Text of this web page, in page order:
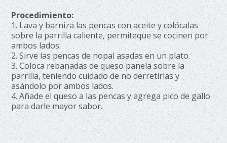
Procedimiento:
1. Lava y barniza las pencas con aceite y colócalas
sobre la parrilla caliente, permiteque se cocinen por
ambos lados.
2. Sirve las pencas de nopal asadas en un plato.
3. Coloca rebanadas de queso panela sobre la
parrilla, teniendo cuidado de no derretirlas y
asándolo por ambos lados.
4. Añade el queso a las pencas y agrega pico de gallo
para darle mayor sabor.